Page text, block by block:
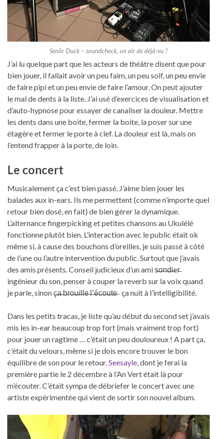
Senõr Duck – soundcheck, un air de déjà-vu ?
J’ai lu quelque part que les acteurs de théâtre disent que pour
bien jouer, il fallait avoir un peu faim, un peu soif, un peu envie
de faire pipi et un peu envie de faire l’amour. On peut ajouter
le mal de dents à la liste. J’ai usé d’exercices de visualisation et
d’auto-hypnose pour essayer de canaliser la douleur. Mettre
les dents dans une boite, fermer la boite, la poser sur une
étagère et fermer le porte à clef. La douleur est là, mais on
l’entend frapper à la porte, de loin.
Le concert
Musicalement ça c’est bien passé. J’aime bien jouer les
balades aux in-ears. Ils me permettent (comme n’importe quel
retour bien dosé, en fait) de bien gérer la dynamique.
L’alternance fingerpicking et petites chansons au Ukulélé
fonctionne plutôt bien. L’interaction avec le public était ok
même si, à cause des bouchons d’oreilles, je suis passé à côté
de l’une ou l’autre intervention du public. Surtout que j’avais
des amis présents. Conseil judicieux d’un ami s̶o̶n̶d̶i̶er̶
ingénieur du son, penser à couper la reverb sur la voix quand
je parle, sinon ç̶a̶ b̶r̶o̶u̶i̶l̶l̶e̶ l̶’̶é̶c̶o̶u̶t̶e̶ ça nuit à l’intelligibilité.
Dans les petits tracas, je liste qu’au début du second set j’avais
mis les in-ear beaucoup trop fort (mais vraiment trop fort)
pour jouer un ragtime … c’était un peu douloureux ! A part ça,
c’était du velours, même si je dois encore trouver le bon
équilibre de son pour le retour.Seesayle, dont je ferai la
première partie le 2 décembre à l’An Vert était là pour
m’écouter. C’était sympa de débriefer le concert avec une
artiste expérimentée qui vient de sortir son nouvel album.